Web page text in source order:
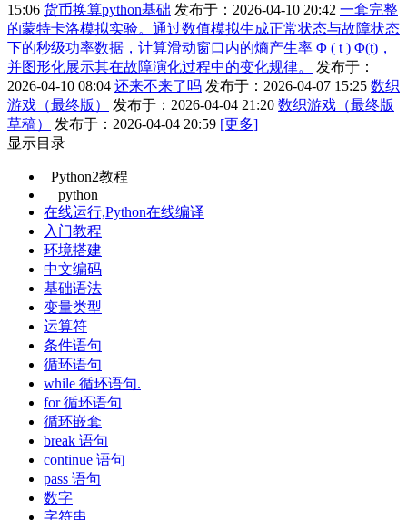
15:06 货币换算python基础 发布于：2026-04-10 20:42 一套完整
的蒙特卡洛模拟实验。通过数值模拟生成正常状态与故障状态
下的秒级功率数据，计算滑动窗口内的熵产生率 Φ ( t ) Φ(t)，
并图形化展示其在故障演化过程中的变化规律。
发布于：
2026-04-10 08:04 还来不来了吗 发布于：2026-04-07 15:25 数织
游戏（最终版）
发布于：2026-04-04 21:20 数织游戏（最终版
草稿）
发布于：2026-04-04 20:59 [更多]
显示目录
Python2教程
python
在线运行,Python在线编译
入门教程
环境搭建
中文编码
基础语法
变量类型
运算符
条件语句
循环语句
while 循环语句.
for 循环语句
循环嵌套
break 语句
continue 语句
pass 语句
数字